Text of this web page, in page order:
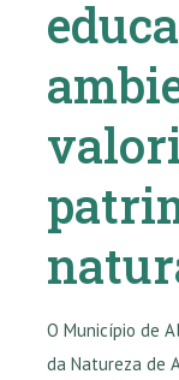
O Município de
da Natureza de